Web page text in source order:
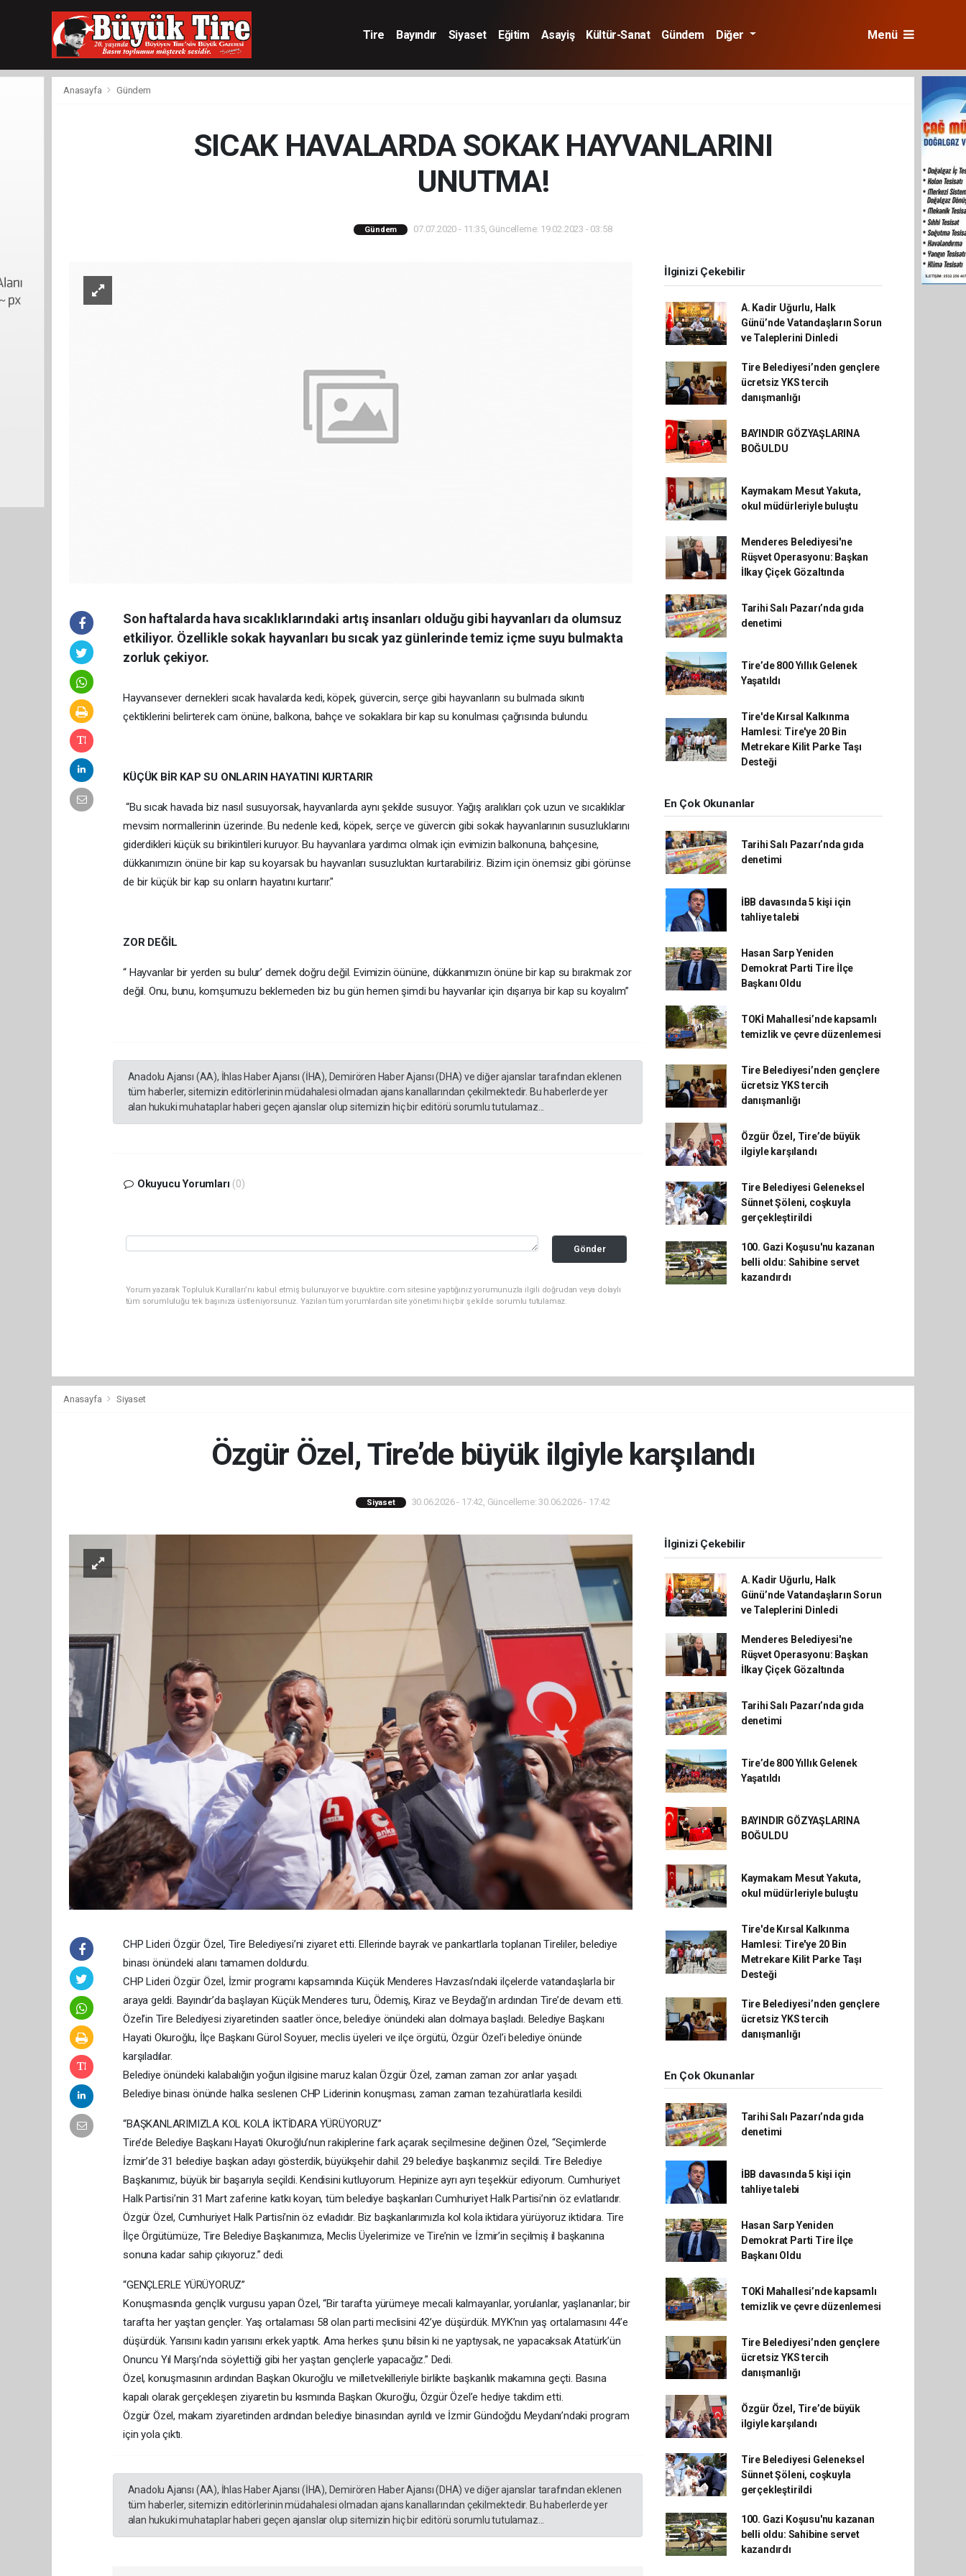
Tire Bayındır Siyaset Eğitim Asayiş Kültür-Sanat Gündem Diğer Menü
Anasayfa Gündem
SICAK HAVALARDA SOKAK HAYVANLARINI
UNUTMA!
Gündem 07.07.2020 - 11:35, Güncelleme: 19.02.2023 - 03:58
Son haftalarda hava sıcaklıklarındaki artış insanları olduğu gibi hayvanları da olumsuz
etkiliyor. Özellikle sokak hayvanları bu sıcak yaz günlerinde temiz içme suyu bulmakta
zorluk çekiyor.
Hayvansever dernekleri sıcak havalarda kedi, köpek, güvercin, serçe gibi hayvanların su bulmada sıkıntı
çektiklerini belirterek cam önüne, balkona, bahçe ve sokaklara bir kap su konulması çağrısında bulundu.
KÜÇÜK BİR KAP SU ONLARIN HAYATINI KURTARIR
“Bu sıcak havada biz nasıl susuyorsak, hayvanlarda aynı şekilde susuyor. Yağış aralıkları çok uzun ve sıcaklıklar
mevsim normallerinin üzerinde. Bu nedenle kedi, köpek, serçe ve güvercin gibi sokak hayvanlarının susuzluklarını
giderdikleri küçük su birikintileri kuruyor. Bu hayvanlara yardımcı olmak için evimizin balkonuna, bahçesine,
dükkanımızın önüne bir kap su koyarsak bu hayvanları susuzluktan kurtarabiliriz. Bizim için önemsiz gibi görünse
de bir küçük bir kap su onların hayatını kurtarır."
ZOR DEĞİL
“ Hayvanlar bir yerden su bulur’ demek doğru değil. Evimizin öününe, dükkanımızın önüne bir kap su bırakmak zor
değil. Onu, bunu, komşumuzu beklemeden biz bu gün hemen şimdi bu hayvanlar için dışarıya bir kap su koyalım”
Anadolu Ajansı (AA), İhlas Haber Ajansı (İHA), Demirören Haber Ajansı (DHA) ve diğer ajanslar tarafından eklenen
tüm haberler, sitemizin editörlerinin müdahalesi olmadan ajans kanallarından çekilmektedir. Bu haberlerde yer
alan hukuki muhataplar haberi geçen ajanslar olup sitemizin hiç bir editörü sorumlu tutulamaz...
Okuyucu Yorumları (0)
Gönder
Yorum yazarak Topluluk Kuralları’nı kabul etmiş bulunuyor ve buyuktire.com sitesine yaptığınız yorumunuzla ilgili doğrudan veya dolaylı
tüm sorumluluğu tek başınıza üstleniyorsunuz. Yazılan tüm yorumlardan site yönetimi hiçbir şekilde sorumlu tutulamaz.
İlginizi Çekebilir
A. Kadir Uğurlu, Halk
Günü’nde Vatandaşların Sorun
ve Taleplerini Dinledi
Tire Belediyesi’nden gençlere
ücretsiz YKS tercih
danışmanlığı
BAYINDIR GÖZYAŞLARINA
BOĞULDU
Kaymakam Mesut Yakuta,
okul müdürleriyle buluştu
Menderes Belediyesi'ne
Rüşvet Operasyonu: Başkan
İlkay Çiçek Gözaltında
Tarihi Salı Pazarı’nda gıda
denetimi
Tire’de 800 Yıllık Gelenek
Yaşatıldı
Tire'de Kırsal Kalkınma
Hamlesi: Tire'ye 20 Bin
Metrekare Kilit Parke Taşı
Desteği
En Çok Okunanlar
Tarihi Salı Pazarı’nda gıda
denetimi
İBB davasında 5 kişi için
tahliye talebi
Hasan Sarp Yeniden
Demokrat Parti Tire İlçe
Başkanı Oldu
TOKİ Mahallesi’nde kapsamlı
temizlik ve çevre düzenlemesi
Tire Belediyesi’nden gençlere
ücretsiz YKS tercih
danışmanlığı
Özgür Özel, Tire’de büyük
ilgiyle karşılandı
Tire Belediyesi Geleneksel
Sünnet Şöleni, coşkuyla
gerçekleştirildi
100. Gazi Koşusu'nu kazanan
belli oldu: Sahibine servet
kazandırdı
Anasayfa Siyaset
Özgür Özel, Tire’de büyük ilgiyle karşılandı
Siyaset 30.06.2026 - 17:42, Güncelleme: 30.06.2026 - 17:42
CHP Lideri Özgür Özel, Tire Belediyesi’ni ziyaret etti. Ellerinde bayrak ve pankartlarla toplanan Tireliler, belediye
binası önündeki alanı tamamen doldurdu.
CHP Lideri Özgür Özel, İzmir programı kapsamında Küçük Menderes Havzası’ndaki ilçelerde vatandaşlarla bir
araya geldi. Bayındır’da başlayan Küçük Menderes turu, Ödemiş, Kiraz ve Beydağ’ın ardından Tire’de devam etti.
Özel’in Tire Belediyesi ziyaretinden saatler önce, belediye önündeki alan dolmaya başladı. Belediye Başkanı
Hayati Okuroğlu, İlçe Başkanı Gürol Soyuer, meclis üyeleri ve ilçe örgütü, Özgür Özel’i belediye önünde
karşıladılar.
Belediye önündeki kalabalığın yoğun ilgisine maruz kalan Özgür Özel, zaman zaman zor anlar yaşadı.
Belediye binası önünde halka seslenen CHP Liderinin konuşması, zaman zaman tezahüratlarla kesildi.
“BAŞKANLARIMIZLA KOL KOLA İKTİDARA YÜRÜYORUZ”
Tire’de Belediye Başkanı Hayati Okuroğlu’nun rakiplerine fark açarak seçilmesine değinen Özel, “Seçimlerde
İzmir’de 31 belediye başkan adayı gösterdik, büyükşehir dahil. 29 belediye başkanımız seçildi. Tire Belediye
Başkanımız, büyük bir başarıyla seçildi. Kendisini kutluyorum. Hepinize ayrı ayrı teşekkür ediyorum. Cumhuriyet
Halk Partisi’nin 31 Mart zaferine katkı koyan, tüm belediye başkanları Cumhuriyet Halk Partisi’nin öz evlatlarıdır.
Özgür Özel, Cumhuriyet Halk Partisi’nin öz evladıdır. Biz başkanlarımızla kol kola iktidara yürüyoruz iktidara. Tire
İlçe Örgütümüze, Tire Belediye Başkanımıza, Meclis Üyelerimize ve Tire’nin ve İzmir’in seçilmiş il başkanına
sonuna kadar sahip çıkıyoruz.” dedi.
“GENÇLERLE YÜRÜYORUZ”
Konuşmasında gençlik vurgusu yapan Özel, “Bir tarafta yürümeye mecali kalmayanlar, yorulanlar, yaşlananlar; bir
tarafta her yaştan gençler. Yaş ortalaması 58 olan parti meclisini 42’ye düşürdük. MYK’nın yaş ortalamasını 44’e
düşürdük. Yarısını kadın yarısını erkek yaptık. Ama herkes şunu bilsin ki ne yaptıysak, ne yapacaksak Atatürk’ün
Onuncu Yıl Marşı’nda söylettiği gibi her yaştan gençlerle yapacağız.” Dedi.
Özel, konuşmasının ardından Başkan Okuroğlu ve milletvekilleriyle birlikte başkanlık makamına geçti. Basına
kapalı olarak gerçekleşen ziyaretin bu kısmında Başkan Okuroğlu, Özgür Özel’e hediye takdim etti.
Özgür Özel, makam ziyaretinden ardından belediye binasından ayrıldı ve İzmir Gündoğdu Meydanı’ndaki program
için yola çıktı.
Anadolu Ajansı (AA), İhlas Haber Ajansı (İHA), Demirören Haber Ajansı (DHA) ve diğer ajanslar tarafından eklenen
tüm haberler, sitemizin editörlerinin müdahalesi olmadan ajans kanallarından çekilmektedir. Bu haberlerde yer
alan hukuki muhataplar haberi geçen ajanslar olup sitemizin hiç bir editörü sorumlu tutulamaz...
İlginizi Çekebilir
A. Kadir Uğurlu, Halk
Günü’nde Vatandaşların Sorun
ve Taleplerini Dinledi
Menderes Belediyesi'ne
Rüşvet Operasyonu: Başkan
İlkay Çiçek Gözaltında
Tarihi Salı Pazarı’nda gıda
denetimi
Tire’de 800 Yıllık Gelenek
Yaşatıldı
BAYINDIR GÖZYAŞLARINA
BOĞULDU
Kaymakam Mesut Yakuta,
okul müdürleriyle buluştu
Tire'de Kırsal Kalkınma
Hamlesi: Tire'ye 20 Bin
Metrekare Kilit Parke Taşı
Desteği
Tire Belediyesi’nden gençlere
ücretsiz YKS tercih
danışmanlığı
En Çok Okunanlar
Tarihi Salı Pazarı’nda gıda
denetimi
İBB davasında 5 kişi için
tahliye talebi
Hasan Sarp Yeniden
Demokrat Parti Tire İlçe
Başkanı Oldu
TOKİ Mahallesi’nde kapsamlı
temizlik ve çevre düzenlemesi
Tire Belediyesi’nden gençlere
ücretsiz YKS tercih
danışmanlığı
Özgür Özel, Tire’de büyük
ilgiyle karşılandı
Tire Belediyesi Geleneksel
Sünnet Şöleni, coşkuyla
gerçekleştirildi
100. Gazi Koşusu'nu kazanan
belli oldu: Sahibine servet
kazandırdı